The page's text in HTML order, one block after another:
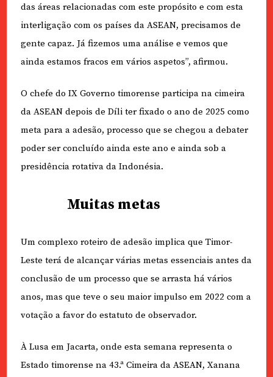
das áreas relacionadas com este propósito e com esta
interligação com os países da ASEAN, precisamos de
gente capaz. Já fizemos uma análise e vemos que
ainda estamos fracos em vários aspetos”, afirmou.
O chefe do IX Governo timorense participa na cimeira
da ASEAN depois de Díli ter fixado o ano de 2025 como
meta para a adesão, processo que se chegou a debater
poder ser concluído ainda este ano e ainda sob a
presidência rotativa da Indonésia.
Muitas metas
Um complexo roteiro de adesão implica que Timor-
Leste terá de alcançar várias metas essenciais antes da
conclusão de um processo que se arrasta há vários
anos, mas que teve o seu maior impulso em 2022 com a
votação a favor do estatuto de observador.
À Lusa em Jacarta, onde esta semana representa o
Estado timorense na 43.ª Cimeira da ASEAN, Xanana